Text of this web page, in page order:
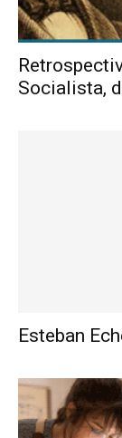
Socialista,
Esteban